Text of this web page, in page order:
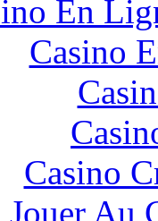
En
Casino
Casino
Jouer Au